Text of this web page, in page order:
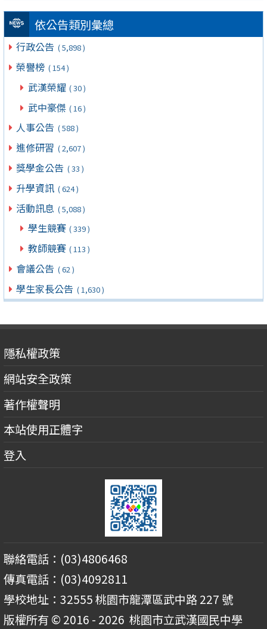
依公告類別彙總
行政公告 ( 5,898 )
榮譽榜 ( 154 )
武漢榮耀 ( 30 )
武中豪傑 ( 16 )
人事公告 ( 588 )
進修研習 ( 2,607 )
獎學金公告 ( 33 )
升學資訊 ( 624 )
活動訊息 ( 5,088 )
學生競賽 ( 339 )
教師競賽 ( 113 )
會議公告 ( 62 )
學生家長公告 ( 1,630 )
隱私權政策
網站安全政策
著作權聲明
本站使用正體字
登入
聯絡電話：(03)4806468
傳真電話：(03)4092811
學校地址：32555 桃園市龍潭區武中路 227 號
版權所有 © 2016 - 2026 桃園市立武漢國民中學